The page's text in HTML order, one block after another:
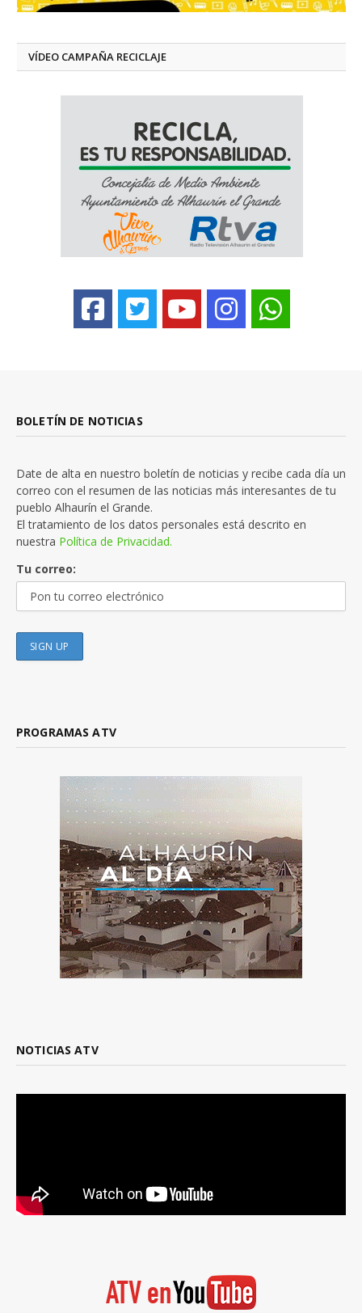
VÍDEO CAMPAÑA RECICLAJE
BOLETÍN DE NOTICIAS
Date de alta en nuestro boletín de noticias y recibe cada día un
correo con el resumen de las noticias más interesantes de tu
pueblo Alhaurín el Grande.
El tratamiento de los datos personales está descrito en
nuestra Política de Privacidad.
Tu correo:
PROGRAMAS ATV
NOTICIAS ATV